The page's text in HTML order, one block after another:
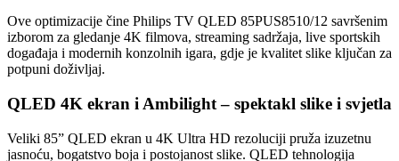
Ove optimizacije čine Philips TV QLED 85PUS8510/12 savršenim
izborom za gledanje 4K filmova, streaming sadržaja, live sportskih
događaja i modernih konzolnih igara, gdje je kvalitet slike ključan za
potpuni doživljaj.
QLED 4K ekran i Ambilight – spektakl slike i svjetla
Veliki 85” QLED ekran u 4K Ultra HD rezoluciji pruža izuzetnu
jasnoću, bogatstvo boja i postojanost slike. QLED tehnologija